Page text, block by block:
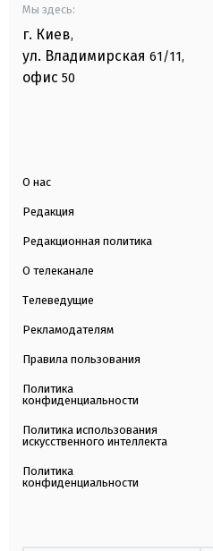
Мы здесь:
г. Киев,
ул. Владимирская 61/11,
офис 50
О нас
Редакция
Редакционная политика
О телеканале
Телеведущие
Рекламодателям
Правила пользования
Политика
конфиденциальности
Политика использования
искусственного интеллекта
Политика
конфиденциальности